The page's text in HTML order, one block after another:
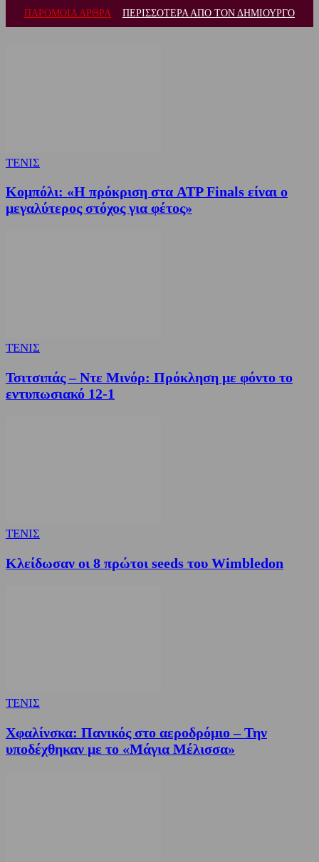
ΠΑΡΟΜΟΙΑ ΑΡΘΡΑ ΠΕΡΙΣΣΟΤΕΡΑ ΑΠΟ ΤΟΝ ΔΗΜΙΟΥΡΓΟ
ΤΕΝΙΣ
Κομπόλι: «Η πρόκριση στα ATP Finals είναι ο
μεγαλύτερος στόχος για φέτος»
ΤΕΝΙΣ
Τσιτσιπάς – Ντε Μινόρ: Πρόκληση με φόντο το
εντυπωσιακό 12-1
ΤΕΝΙΣ
Κλείδωσαν οι 8 πρώτοι seeds του Wimbledon
ΤΕΝΙΣ
Χφαλίνσκα: Πανικός στο αεροδρόμιο – Την
υποδέχθηκαν με το «Μάγια Μέλισσα»